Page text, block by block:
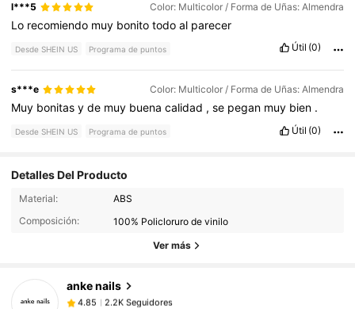
l***5 Color: Multicolor / Forma de Uñas: Almendra
Lo recomiendo muy bonitotodoal parecer
Desde SHEIN US Programa de puntos Útil (0)
s***e Color: Multicolor / Forma de Uñas: Almendra
Muy bonitasyde muy buenacalidad ,se pegan muy bien .
Desde SHEIN US Programa de puntos Útil (0)
Detalles Del Producto
Material:
ABS
Composición:
100% Policloruro de vinilo
Ver más
anke nails
2.2K Seguidores
2.2K Seguidores
4.85 2.2K Seguidores